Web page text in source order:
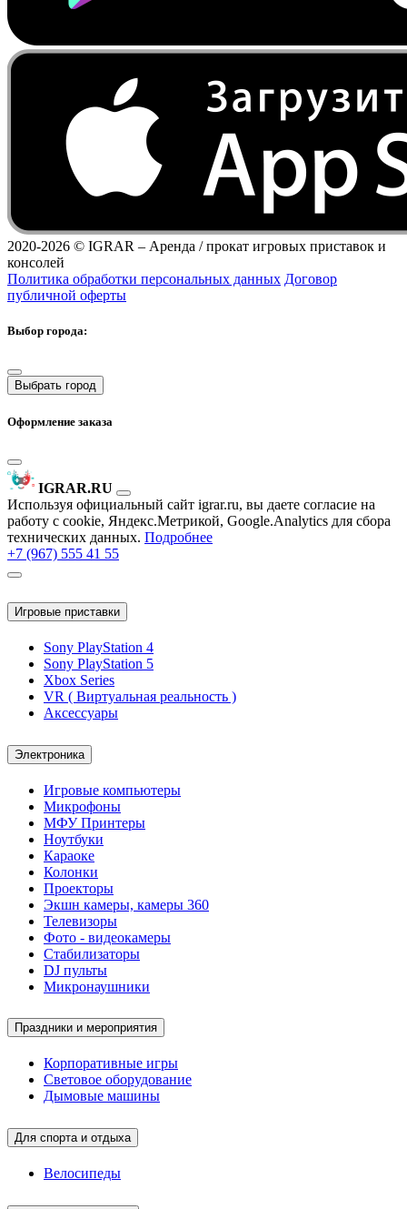
2020-2026 © IGRAR – Аренда / прокат игровых приставок и
консолей
Политика обработки персональных данных Договор
публичной оферты
Выбор города:
Выбрать город
Оформление заказа
IGRAR.RU
Используя официальный сайт igrar.ru, вы даете согласие на
работу с cookie, Яндекс.Метрикой, Google.Analytics для сбора
технических данных. Подробнее
+7 (967) 555 41 55
Игровые приставки
Sony PlayStation 4
Sony PlayStation 5
Xbox Series
VR ( Виртуальная реальность )
Аксессуары
Электроника
Игровые компьютеры
Микрофоны
МФУ Принтеры
Ноутбуки
Караоке
Колонки
Проекторы
Экшн камеры, камеры 360
Телевизоры
Фото - видеокамеры
Стабилизаторы
DJ пульты
Микронаушники
Праздники и мероприятия
Корпоративные игры
Световое оборудование
Дымовые машины
Для спорта и отдыха
Велосипеды